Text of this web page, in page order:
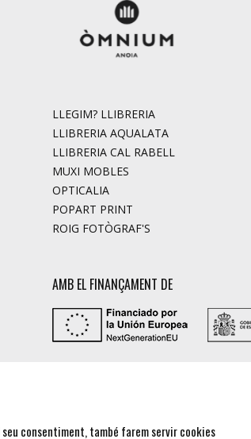
LLEGIM? LLIBRERIA
LLIBRERIA AQUALATA
LLIBRERIA CAL RABELL
MUXI MOBLES
OPTICALIA
POPART PRINT
ROIG FOTÒGRAF'S
AMB EL FINANÇAMENT DE
consentiment, també farem servir cookies